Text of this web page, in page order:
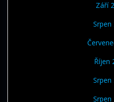
Září
Srpen
Říjen
Srpen
Srpen